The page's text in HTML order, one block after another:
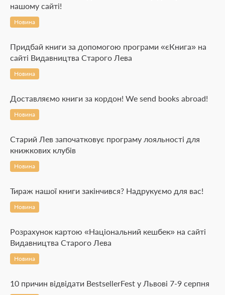
нашому сайті!
Новина
Придбай книги за допомогою програми «єКнига» на
сайті Видавництва Старого Лева
Новина
Доставляємо книги за кордон! We send books abroad!
Новина
Старий Лев започатковує програму лояльності для
книжкових клубів
Новина
Тираж нашої книги закінчився? Надрукуємо для вас!
Новина
Розрахунок картою «Національний кешбек» на сайті
Видавництва Старого Лева
Новина
10 причин відвідати BestsellerFest у Львові 7-9 серпня